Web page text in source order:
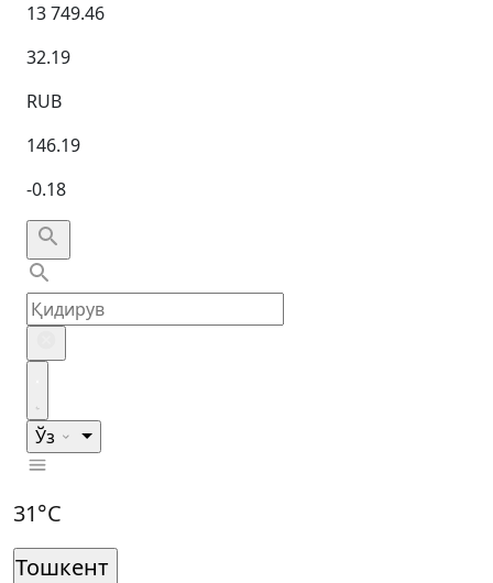
13 749.46
32.19
RUB
146.19
-0.18
Ўз
31°C
Тошкент